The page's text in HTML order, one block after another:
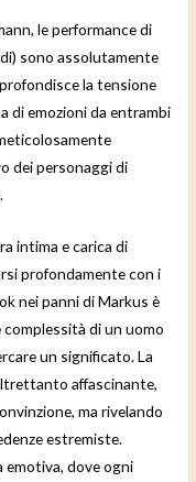
le performance di
sono assolutamente
la tensione
di emozioni da entrambi
dei personaggi di
intima e carica di
profondamente con i
nei panni di Markus è
di un uomo
un significato. La
affascinante,
ma rivelando
estremiste.
emotiva, dove ogni